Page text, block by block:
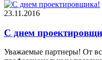
23.11.2016
С днем
Уважаемые партнеры! От